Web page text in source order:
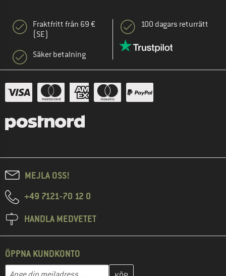
Fraktfritt från 69 €
(SE)
Säker betalning
100 dagars returrätt
MEJLA OSS!
+49 7121-70 12 0
HANDLA MEDVETET
ÖPPNA KUNDKONTO
Mejladress
Skriv in din e-postadress här och skapa ditt kundkonto i nästa